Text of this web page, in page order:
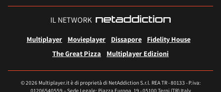
IL NETWORK
Multiplayer Movieplayer Dissapore
Fidelity House
The Great Pizza
Multiplayer Edizioni
© 2026 Multiplayer.it è di proprietà di NetAddiction S.r.l. REA TR - 80133 - P.iva:
01206540559 – Sede Legale: Piazza Europa, 19 - 05100 Terni (TR) Italy